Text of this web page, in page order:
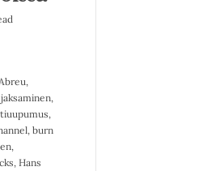
,
,
,
, burn
,
, Hans